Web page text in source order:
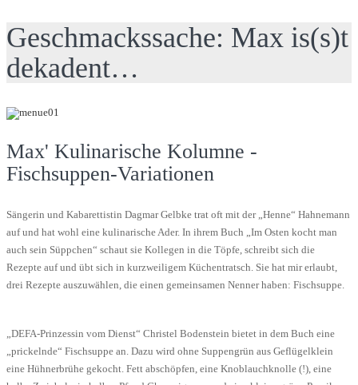
Geschmackssache: Max is(s)t
dekadent…
Max' Kulinarische Kolumne -
Fischsuppen-Variationen
Sängerin und Kabarettistin Dagmar Gelbke trat oft mit der „Henne“ Hahnemann
auf und hat wohl eine kulinarische Ader. In ihrem Buch „Im Osten kocht man
auch sein Süppchen“ schaut sie Kollegen in die Töpfe, schreibt sich die
Rezepte auf und übt sich in kurzweiligem Küchentratsch. Sie hat mir erlaubt,
drei Rezepte auszuwählen, die einen gemeinsamen Nenner haben: Fischsuppe.
„DEFA-Prinzessin vom Dienst“ Christel Bodenstein bietet in dem Buch eine
„prickelnde“ Fischsuppe an. Dazu wird ohne Suppengrün aus Geflügelklein
eine Hühnerbrühe gekocht. Fett abschöpfen, eine Knoblauchknolle (!), eine